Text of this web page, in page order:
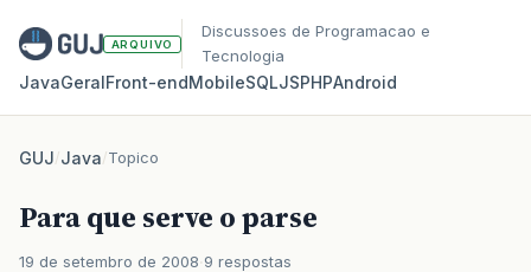
ARQUIVO
Discussoes de Programacao e
Tecnologia
JavaGeralFront‑endMobileSQLJSPHPAndroid
GUJ/Java/Topico
Para que serve o parse
19 de setembro de 2008 9 respostas